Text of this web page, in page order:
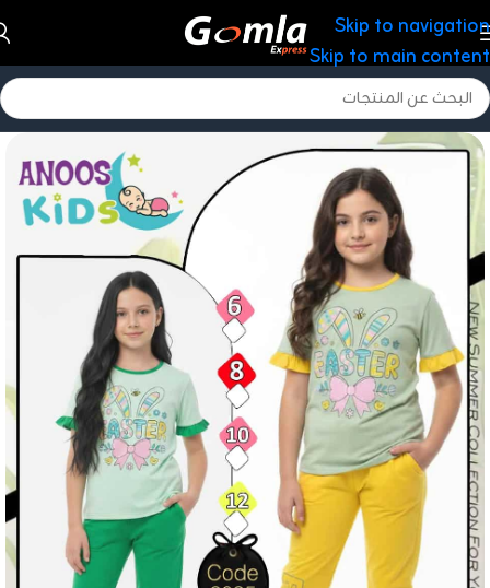
Skip to navigation
Skip to main content